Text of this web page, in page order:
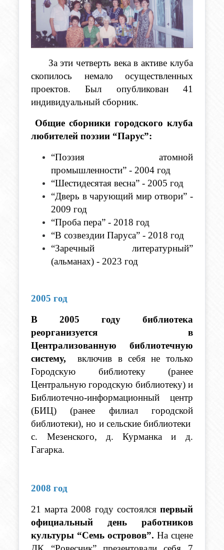
За эти четверть века в активе клуба
скопилось немало осуществленных
проектов. Был опубликован 41
индивидуальный сборник.
Общие сборники городского клуба
любителей поэзии “Парус”:
“Поэзия атомной
промышленности” - 2004 год
“Шестидесятая весна” - 2005 год
“Дверь в чарующий мир отвори” -
2009 год
“Проба пера” - 2018 год
“В созвездии Паруса” - 2018 год
“Заречный литературный”
(альманах) - 2023 год
2005 год
В 2005 году библиотека
реорганизуется в
Централизованную библиотечную
систему, включив в себя не только
Городскую библиотеку (ранее
Центральную городскую библиотеку) и
Библиотечно-информационный центр
(БИЦ) (ранее филиал городской
библиотеки), но и сельские библиотеки
с. Мезенского, д. Курманка и д.
Гагарка.
2008 год
21 марта 2008 году состоялся первый
официальный день работников
культуры “Семь островов”. На сцене